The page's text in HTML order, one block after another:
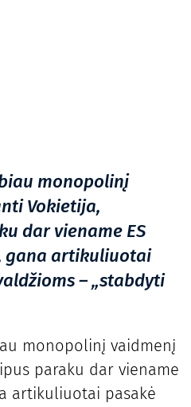
monopolinį
Vokietija,
dar viename ES
gana artikuliuotai
– „stabdyti
monopolinį vaidmenį
paraku dar viename
artikuliuotai pasakė